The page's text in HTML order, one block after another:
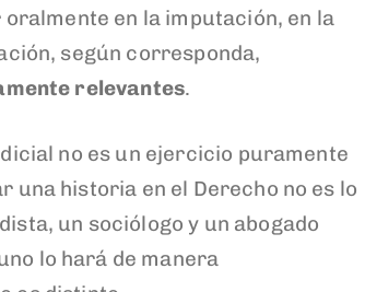
en la imputación, en la
según corresponda,
relevantes.
no es un ejercicio puramente
una historia en el Derecho no es lo
un sociólogo y un abogado
lo hará de manera